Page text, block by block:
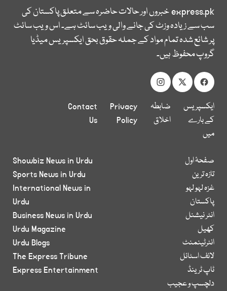
express.pkخبروں اور حالات حاضرہ سے متعلق پاکستان کی
سب سے زیادہ وزٹ کی جانے والی ویب سائٹ ہے۔ اس ویب سائٹ
پر شائع شدہ تمام مواد کے جملہ حقوق بحق ایکسپریس میڈیا
گروپ محفوظ ہیں۔
ایکسپریس
کے بارے
میں
ضابطہ
اخلاق
Privacy
Policy
Contact
Us
صفحۂ اول
تازہ ترین
غزہ لہو لہو
پاکستان
انٹر نیشنل
کھیل
انٹرٹینمنٹ
لائف اسٹائل
ٹاپ ٹرینڈ
دلچسپ و عجیب
Showbiz News in Urdu
Sports News in Urdu
International News in
Urdu
Business News in Urdu
Urdu Magazine
Urdu Blogs
The Express Tribune
Express Entertainment